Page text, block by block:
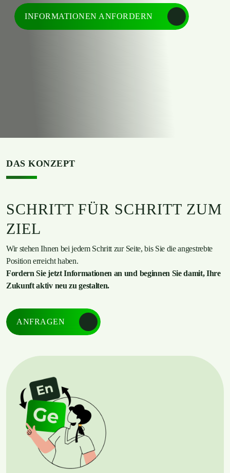
INFORMATIONEN ANFORDERN
DAS KONZEPT
SCHRITT FÜR SCHRITT ZUM
ZIEL
Wir stehen Ihnen bei jedem Schritt zur Seite, bis Sie die angestrebte
Position erreicht haben.
Fordern Sie jetzt Informationen an und beginnen Sie damit, Ihre
Zukunft aktiv neu zu gestalten.
ANFRAGEN